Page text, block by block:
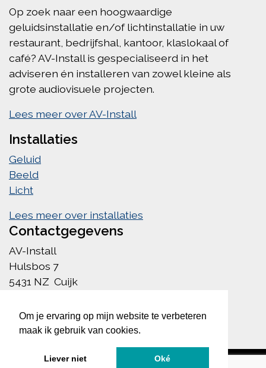
Om je ervaring op mijn website te verbeteren
maak ik gebruik van cookies.
Liever niet Oké
Op zoek naar een hoogwaardige
geluidsinstallatie en/of lichtinstallatie in uw
restaurant, bedrijfshal, kantoor, klaslokaal of
café? AV-Install is gespecialiseerd in het
adviseren én installeren van zowel kleine als
grote audiovisuele projecten.
Lees meer over AV-Install
Installaties
Geluid
Beeld
Licht
Lees meer over installaties
Contactgegevens
AV-Install
Hulsbos 7
5431 NZ Cuijk
085 222 1756